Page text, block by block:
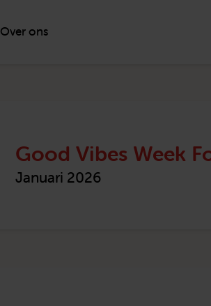
Over ons
Good Vibes Week
Januari 2026